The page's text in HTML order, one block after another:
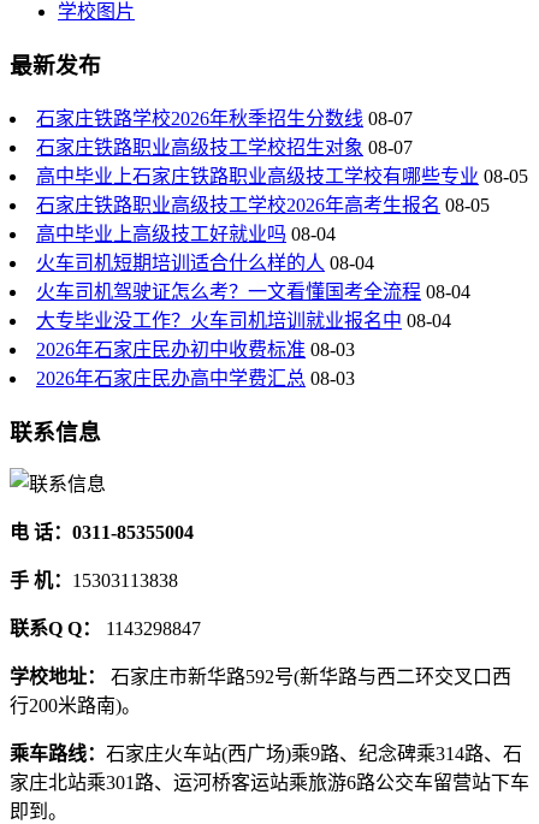
学校图片
最新发布
石家庄铁路学校2026年秋季招生分数线 08-07
石家庄铁路职业高级技工学校招生对象 08-07
高中毕业上石家庄铁路职业高级技工学校有哪些专业 08-05
石家庄铁路职业高级技工学校2026年高考生报名 08-05
高中毕业上高级技工好就业吗 08-04
火车司机短期培训适合什么样的人 08-04
火车司机驾驶证怎么考？一文看懂国考全流程 08-04
大专毕业没工作？火车司机培训就业报名中 08-04
2026年石家庄民办初中收费标准 08-03
2026年石家庄民办高中学费汇总 08-03
联系信息
电 话：0311-85355004
手 机： 15303113838
联系Q Q： 1143298847
学校地址： 石家庄市新华路592号(新华路与西二环交叉口西
行200米路南)。
乘车路线： 石家庄火车站(西广场)乘9路、纪念碑乘314路、石
家庄北站乘301路、运河桥客运站乘旅游6路公交车留营站下车
即到。